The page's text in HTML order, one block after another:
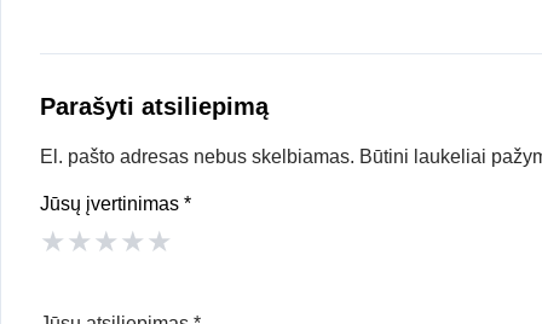
Parašyti atsiliepimą
El. pašto adresas nebus skelbiamas. Būtini laukeliai
Jūsų įvertinimas *
★★★★★